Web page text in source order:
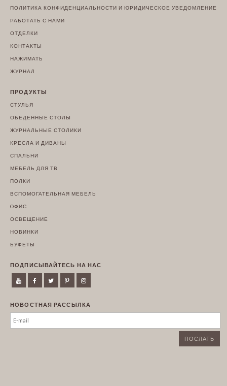
ПОЛИТИКА КОНФИДЕНЦИАЛЬНОСТИ И ЮРИДИЧЕСКОЕ УВЕДОМЛЕНИЕ
РАБОТАТЬ С НАМИ
ОТДЕЛКИ
КОНТАКТЫ
НАЖИМАТЬ
ЖУРНАЛ
ПРОДУКТЫ
СТУЛЬЯ
ОБЕДЕННЫЕ СТОЛЫ
ЖУРНАЛЬНЫЕ СТОЛИКИ
КРЕСЛА И ДИВАНЫ
СПАЛЬНИ
МЕБЕЛЬ ДЛЯ ТВ
ПОЛКИ
ВСПОМОГАТЕЛЬНАЯ МЕБЕЛЬ
OФИС
ОСВЕЩЕНИЕ
НОВИНКИ
БУФЕТЫ
ПОДПИСЫВАЙТЕСЬ НА НАС
НОВОСТНАЯ РАССЫЛКА